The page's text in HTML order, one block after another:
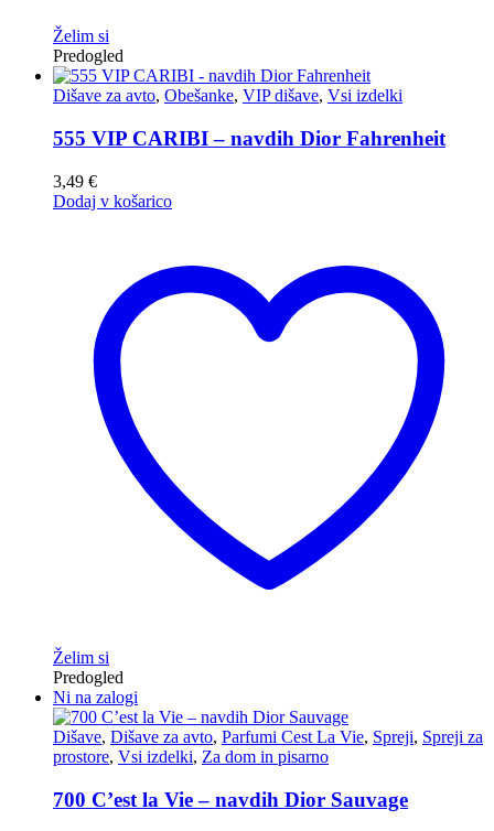
Želim si
Predogled
Dišave za avto, Obešanke, VIP dišave, Vsi izdelki
555 VIP CARIBI – navdih Dior Fahrenheit
3,49 €
Dodaj v košarico
Želim si
Predogled
Ni na zalogi
Dišave, Dišave za avto, Parfumi Cest La Vie, Spreji, Spreji za
prostore, Vsi izdelki, Za dom in pisarno
700 C’est la Vie – navdih Dior Sauvage